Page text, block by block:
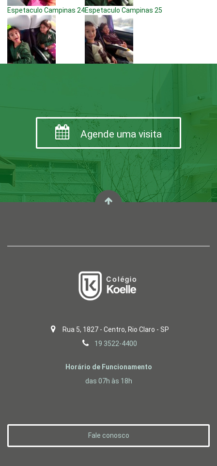
Espetaculo Campinas 24Espetaculo Campinas 25
Agende uma visita
Rua 5, 1827 - Centro, Rio Claro - SP
19 3522-4400
Horário de Funcionamento
das 07h às 18h
Fale conosco